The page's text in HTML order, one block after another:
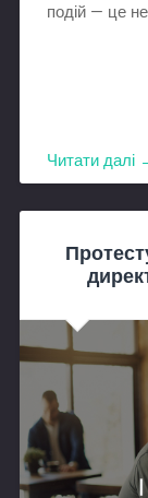
подій — це
Читати далі